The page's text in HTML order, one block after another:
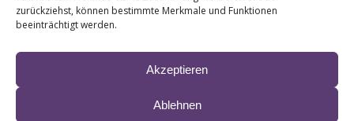
zurückziehst, können bestimmte Merkmale und Funktionen
beeinträchtigt werden.
Akzeptieren
Ablehnen
diesjähriges Fantreffen (auch für Nicht-Fanclubmitglieder –
jeder ist herzlich Willkommen)steht unter dem Motto:
Oktoberfest-Party. Wer möchte, darf gerne in Tracht / Dirndl
Stimmung und ein Wiedersehen mit tollen Fans, Familie &
Freunden. Bringt gerne noch jemand mit, so dass die LIANE-
Fanfamilie noch größer werden kann.
https://www.eventim-
light.com/de/a/666a119643031e783da74093/e/686bf830672c4b4e